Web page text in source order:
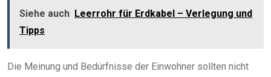
Siehe auch Leerrohr für Erdkabel – Verlegung und
Tipps
Die Meinung und Bedürfnisse der Einwohner sollten nicht